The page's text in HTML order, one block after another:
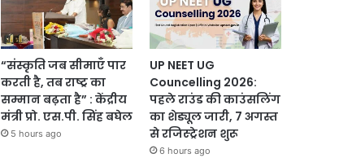
“संस्कृति जब सीमाएँ पार
करती है, तब राष्ट्र का
सम्मान बढ़ता है” : केंद्रीय
मंत्री प्रो. एस.पी. सिंह बघेल
5 hours ago
UP NEET UG
Councelling 2026:
पहले राउंड की काउंसलिंग
का शेड्यूल जारी, 7 अगस्त
से रजिस्ट्रेशन शुरू
6 hours ago